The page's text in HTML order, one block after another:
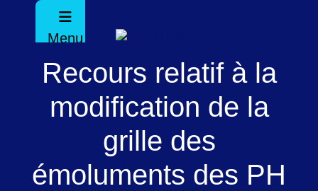
Menu
Recours relatif à la
modification de la
grille des
émoluments des PH